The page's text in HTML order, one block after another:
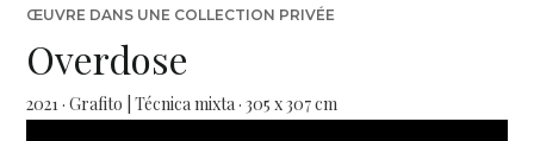
ŒUVRE DANS UNE COLLECTION PRIVÉE
Overdose
2021 · Grafito | Técnica mixta · 305 x 307 cm